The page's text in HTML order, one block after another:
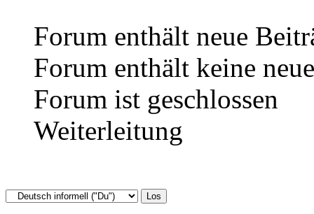
Forum enthält neue
Forum enthält keine
Forum ist geschlossen
Weiterleitung